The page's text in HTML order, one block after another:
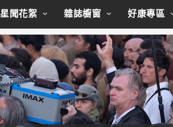
星聞花絮 雜誌櫥窗 好康專區